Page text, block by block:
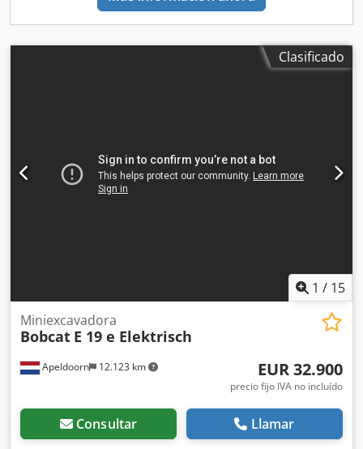
hidráulica de inclinación de cabina, radio DAB con función
PIN, sistema de cámaras delante y detrás, sistema de
advertencia de colisión trasera, posicionamiento vertical
Clasificado
1 / 15
Apeldoorn 12.123 km
Miniexcavadora
Bobcat E 19 e Elektrisch
EUR 32.900
precio fijo IVA no incluído
Consultar Llamar